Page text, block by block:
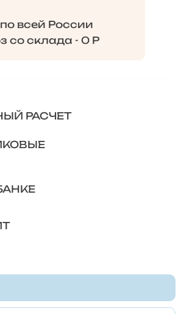
всей России
со склада - 0 Р
РАСЧЕТ